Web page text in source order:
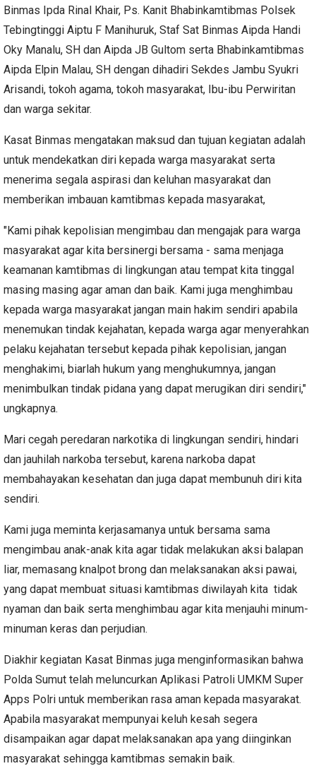
Binmas Ipda Rinal Khair, Ps. Kanit Bhabinkamtibmas Polsek
Tebingtinggi Aiptu F Manihuruk, Staf Sat Binmas Aipda Handi
Oky Manalu, SH dan Aipda JB Gultom serta Bhabinkamtibmas
Aipda Elpin Malau, SH dengan dihadiri Sekdes Jambu Syukri
Arisandi, tokoh agama, tokoh masyarakat, Ibu-ibu Perwiritan
dan warga sekitar.
Kasat Binmas mengatakan maksud dan tujuan kegiatan adalah
untuk mendekatkan diri kepada warga masyarakat serta
menerima segala aspirasi dan keluhan masyarakat dan
memberikan imbauan kamtibmas kepada masyarakat,
"Kami pihak kepolisian mengimbau dan mengajak para warga
masyarakat agar kita bersinergi bersama - sama menjaga
keamanan kamtibmas di lingkungan atau tempat kita tinggal
masing masing agar aman dan baik. Kami juga menghimbau
kepada warga masyarakat jangan main hakim sendiri apabila
menemukan tindak kejahatan, kepada warga agar menyerahkan
pelaku kejahatan tersebut kepada pihak kepolisian, jangan
menghakimi, biarlah hukum yang menghukumnya, jangan
menimbulkan tindak pidana yang dapat merugikan diri sendiri,"
ungkapnya.
Mari cegah peredaran narkotika di lingkungan sendiri, hindari
dan jauhilah narkoba tersebut, karena narkoba dapat
membahayakan kesehatan dan juga dapat membunuh diri kita
sendiri.
Kami juga meminta kerjasamanya untuk bersama sama
mengimbau anak-anak kita agar tidak melakukan aksi balapan
liar, memasang knalpot brong dan melaksanakan aksi pawai,
yang dapat membuat situasi kamtibmas diwilayah kita tidak
nyaman dan baik serta menghimbau agar kita menjauhi minum-
minuman keras dan perjudian.
Diakhir kegiatan Kasat Binmas juga menginformasikan bahwa
Polda Sumut telah meluncurkan Aplikasi Patroli UMKM Super
Apps Polri untuk memberikan rasa aman kepada masyarakat.
Apabila masyarakat mempunyai keluh kesah segera
disampaikan agar dapat melaksanakan apa yang diinginkan
masyarakat sehingga kamtibmas semakin baik.